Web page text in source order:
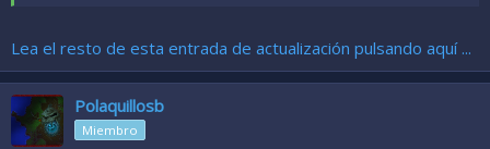
recibe el Base...
Lea el resto de esta entrada de actualización pulsando aquí ...
Polaquillosb
Miembro